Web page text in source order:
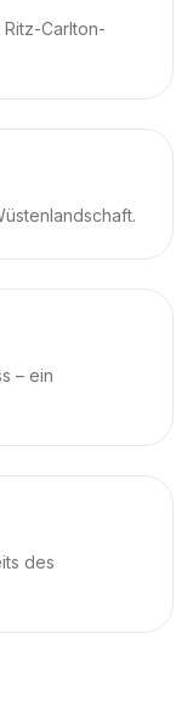
Carlton-
– ein
des